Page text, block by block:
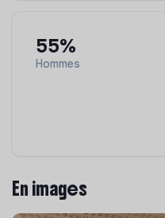
55%
Hommes
En images